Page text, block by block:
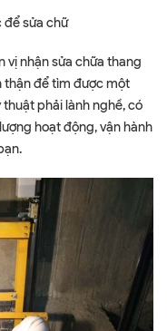
để sửa chữ
vị nhận sửa chữa thang
thận để tìm được một
phải lành nghề, có
hoạt động, vận hành